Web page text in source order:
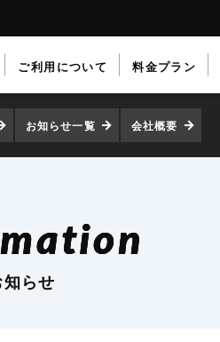
ご利用について 料金プラン
お知らせ一覧 会社概要
知らせ